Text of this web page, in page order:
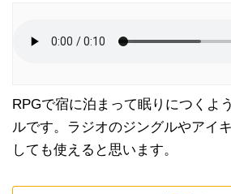
RPGで宿に泊まって眠りにつくよ
ルです。ラジオのジングルやアイ
しても使えると思います。